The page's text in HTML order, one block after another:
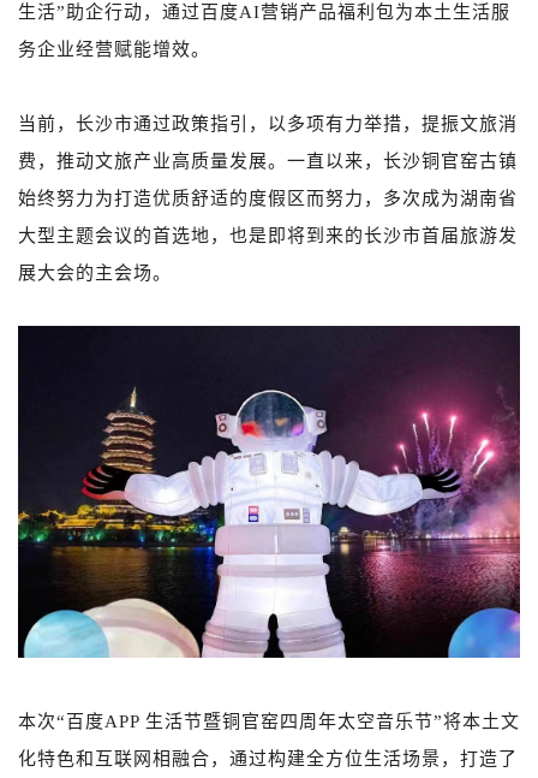
生活”助企行动，通过百度AI营销产品福利包为本土生活服
务企业经营赋能增效。
当前，长沙市通过政策指引，以多项有力举措，提振文旅消
费，推动文旅产业高质量发展。 一直以来，长沙铜官窑古镇
始终努力为打造优质舒适的度假区而努力，多次成为湖南省
大型主题会议的首选地，也是即将到来的长沙市首届旅游发
展大会的主会场。
本次“百度APP 生活节暨铜官窑四周年太空音乐节”将本土文
化特色和互联网相融合，通过构建全方位生活场景，打造了